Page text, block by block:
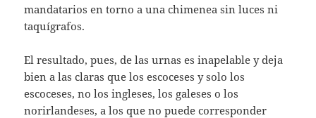
mandatarios en torno a una chimenea sin luces ni
taquígrafos.
El resultado, pues, de las urnas es inapelable y deja
bien a las claras que los escoceses y solo los
escoceses, no los ingleses, los galeses o los
norirlandeses, a los que no puede corresponder